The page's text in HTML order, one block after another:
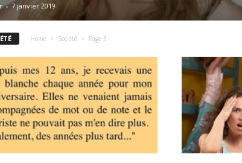
- 7 janvier 2019
Home Société Page 3